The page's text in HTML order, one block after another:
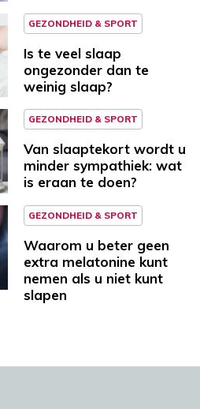
GEZONDHEID & SPORT
Is te veel slaap
ongezonder dan te
weinig slaap?
GEZONDHEID & SPORT
Van slaaptekort wordt u
minder sympathiek: wat
is eraan te doen?
GEZONDHEID & SPORT
Waarom u beter geen
extra melatonine kunt
nemen als u niet kunt
slapen